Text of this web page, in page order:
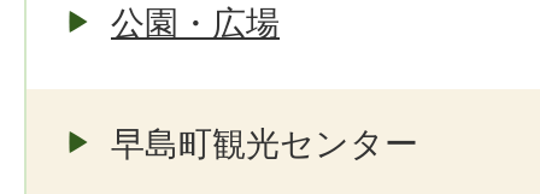
公園・広場
早島町観光センター